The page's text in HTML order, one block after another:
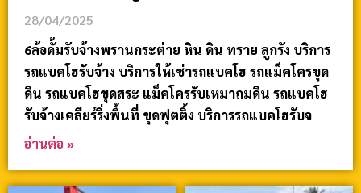
28/04/2025
6ล้อดั้มรับจ้างพรานกระต่าย หิน ดิน ทราย ลูกรัง บริการ
รถแบคโฮรับจ้าง บริการให้เช่ารถแบคโฮ รถแม็คโครขุด
ดิน รถแบคโฮขุดสระ แม็คโครรับเหมาถมดิน รถแบคโฮ
รับจ้างเคลียร์ริ่งพื้นที่ ขุดฟุตติ้ง บริการรถแบคโฮรับจ
อ่านต่อ »